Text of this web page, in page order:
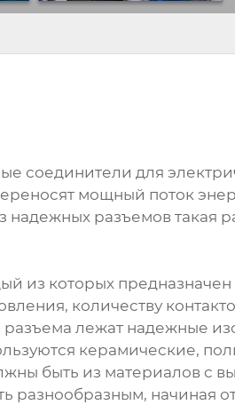
соединители для
мощный поток
надежных разъемов такая
из которых
количеству
лежат надежные
керамические,
быть из материалов с
начиная